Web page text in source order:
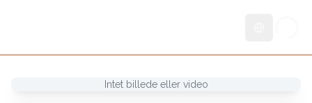
Intet billede eller video